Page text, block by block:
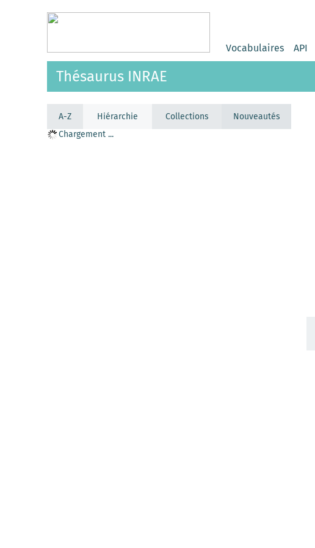
Vocabulaires API
Thésaurus INRAE
A-Z Hiérarchie Collections
Nouveautés
Chargement ...